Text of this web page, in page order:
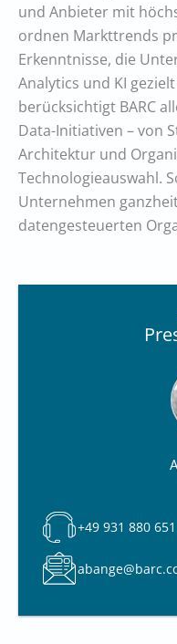
und Anbieter mit
ordnen Markttrends
Erkenntnisse, die
Analytics und KI
berücksichtigt BARC
Data-Initiativen – von
Architektur und
Technologieauswahl.
Unternehmen
datengesteuerten
+49 931 880